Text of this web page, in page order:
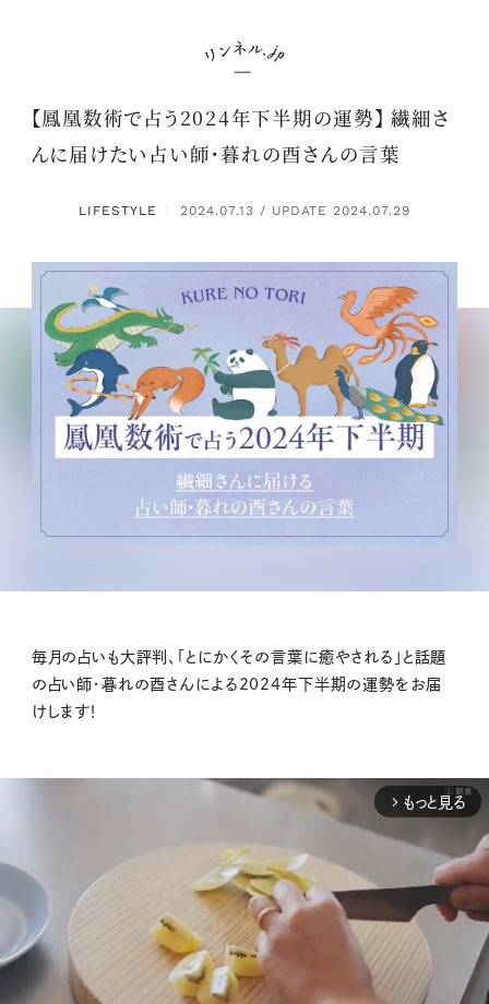
【鳳凰数術で占う2024年下半期の運勢】 繊細さ
んに届けたい占い師・暮れの酉さんの言葉
LIFESTYLE ： 2024.07.13 / UPDATE 2024.07.29
毎月の占いも大評判、「とにかくその言葉に癒やされる」と話題
の占い師・暮れの酉さんによる2024年下半期の運勢をお届
けします！
arrow_forward_ios もっと見る